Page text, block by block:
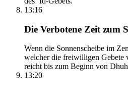
13:16
Die Verbotene Zeit zum
Wenn die Sonnenscheibe im
welcher die freiwilligen Gebete
reicht bis zum Beginn von
13:20